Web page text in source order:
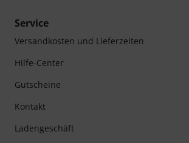
Service
Versandkosten und Lieferzeiten
Hilfe-Center
Gutscheine
Kontakt
Ladengeschäft